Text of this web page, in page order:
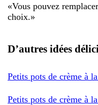
«Vous pouvez
choix.»
D’autres idées
Petits pots de crème à
Petits pots de crème à